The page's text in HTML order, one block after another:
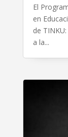
El
en
de
a la...